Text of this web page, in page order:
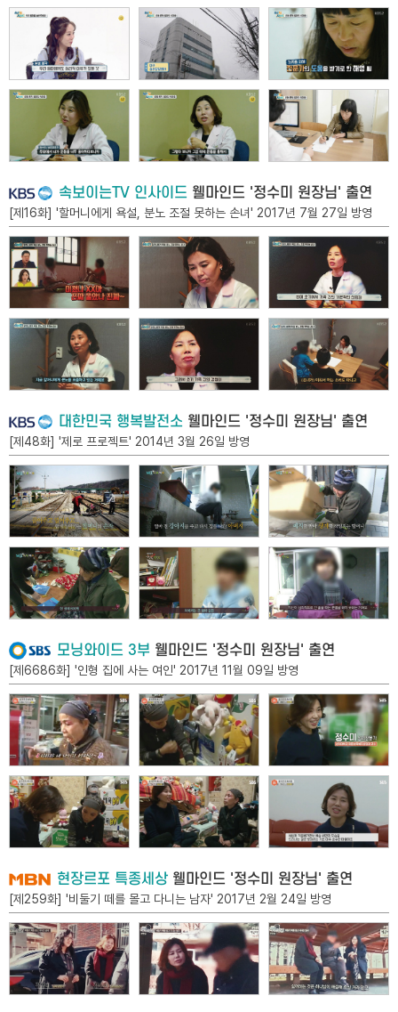
속보이는TV 인사이드 웰마인드 '정수미 원장님' 출연
[제16화] '할머니에게 욕설, 분노 조절 못하는 손녀' 2017년 7월 27일 방영
대한민국 행복발전소 웰마인드 '정수미 원장님' 출연
[제48화] '제로 프로젝트' 2014년 3월 26일 방영
모닝와이드 3부 웰마인드 '정수미 원장님' 출연
[제6686화] '인형 집에 사는 여인' 2017년 11월 09일 방영
현장르포 특종세상웰마인드 '정수미 원장님' 출연
[제259화] '비둘기 떼를 몰고 다니는 남자' 2017년 2월 24일 방영